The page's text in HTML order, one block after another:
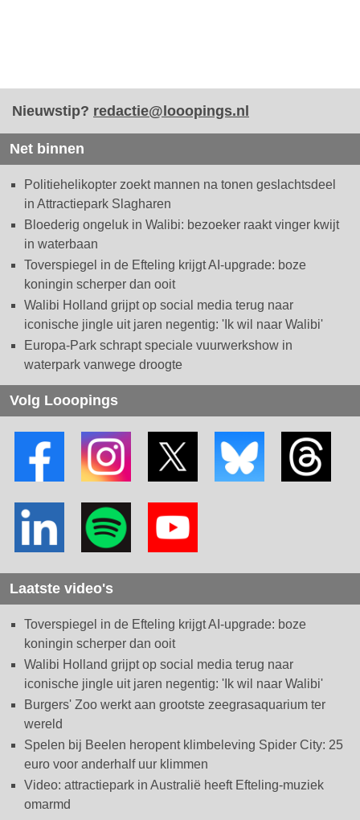
Nieuwstip? redactie@looopings.nl
Net binnen
Politiehelikopter zoekt mannen na tonen geslachtsdeel
in Attractiepark Slagharen
Bloederig ongeluk in Walibi: bezoeker raakt vinger kwijt
in waterbaan
Toverspiegel in de Efteling krijgt AI-upgrade: boze
koningin scherper dan ooit
Walibi Holland grijpt op social media terug naar
iconische jingle uit jaren negentig: 'Ik wil naar Walibi'
Europa-Park schrapt speciale vuurwerkshow in
waterpark vanwege droogte
Volg Looopings
Laatste video's
Toverspiegel in de Efteling krijgt AI-upgrade: boze
koningin scherper dan ooit
Walibi Holland grijpt op social media terug naar
iconische jingle uit jaren negentig: 'Ik wil naar Walibi'
Burgers' Zoo werkt aan grootste zeegrasaquarium ter
wereld
Spelen bij Beelen heropent klimbeleving Spider City: 25
euro voor anderhalf uur klimmen
Video: attractiepark in Australië heeft Efteling-muziek
omarmd